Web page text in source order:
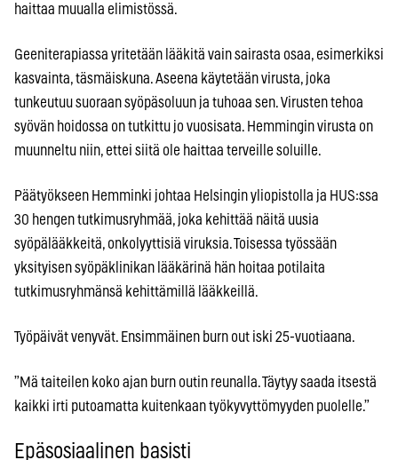
haittaa muualla elimistössä.
Geeniterapiassa yritetään lääkitä vain sairasta osaa, esimerkiksi
kasvainta, täsmäiskuna. Aseena käytetään virusta, joka
tunkeutuu suoraan syöpäsoluun ja tuhoaa sen. Virusten tehoa
syövän hoidossa on tutkittu jo vuosisata. Hemmingin virusta on
muunneltu niin, ettei siitä ole haittaa terveille soluille.
Päätyökseen Hemminki johtaa Helsingin yliopistolla ja HUS:ssa
30 hengen tutkimusryhmää, joka kehittää näitä uusia
syöpälääkkeitä, onkolyyttisiä viruksia. Toisessa työssään
yksityisen syöpäklinikan lääkärinä hän hoitaa potilaita
tutkimusryhmänsä kehittämillä lääkkeillä.
Työpäivät venyvät. Ensimmäinen burn out iski 25-vuotiaana.
”Mä taiteilen koko ajan burn outin reunalla. Täytyy saada itsestä
kaikki irti putoamatta kuitenkaan työkyvyttömyyden puolelle.”
Epäsosiaalinen basisti